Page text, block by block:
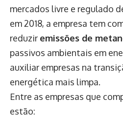
mercados livre e regulado
em 2018, a empresa tem
reduzir emissões de
passivos ambientais em
auxiliar empresas na
energética mais limpa.
Entre as empresas que
estão: